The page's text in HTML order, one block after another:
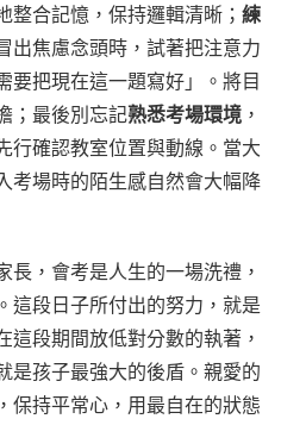
整合記憶，保持邏輯清晰； 練
出焦慮念頭時，試著把注意力
要把現在這一題寫好」。將目
；最後別忘記熟悉考場環境 ，
行確認教室位置與動線。當大
考場時的陌生感自然會大幅降
，會考是人生的一場洗禮，
這段日子所付出的努力，就是
這段期間放低對分數的執著，
是孩子最強大的後盾。親愛的
保持平常心，用最自在的狀態